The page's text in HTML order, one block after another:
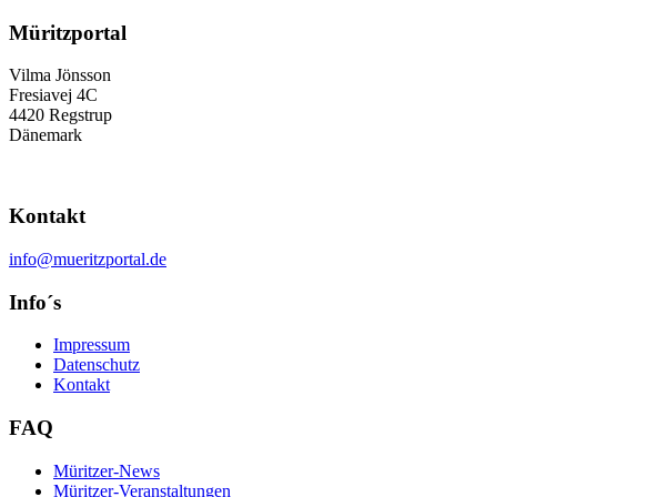
Müritzportal
Vilma Jönsson
Fresiavej 4C
4420 Regstrup
Dänemark
Kontakt
info@mueritzportal.de
Info´s
Impressum
Datenschutz
Kontakt
FAQ
Müritzer-News
Müritzer-Veranstaltungen